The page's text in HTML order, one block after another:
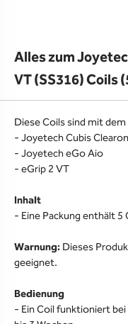
Alles zum
VT (SS316) Coils
Diese Coils sind mit
- Joyetech Cubis
- Joyetech eGo Aio
- eGrip 2 VT
Inhalt
- Eine Packung enthält 5
Warnung: Dieses
geeignet.
Bedienung
- Ein Coil funktioniert